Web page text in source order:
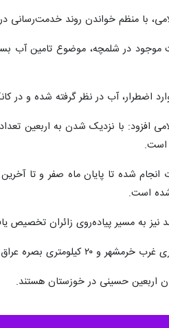
با منظم خواندن روند
موجود در شلمچه، موضوع تامین آب
موارد اضطرار، آب در نظر گرفته
افزود: با نزدیک شدن به اربعین
است.
شده است.
نیز به مسیر پیاده‌روی زائران تخصیص